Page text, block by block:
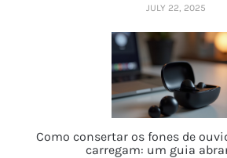
JULY 22, 2025
Como consertar os fones de
carregam: um guia